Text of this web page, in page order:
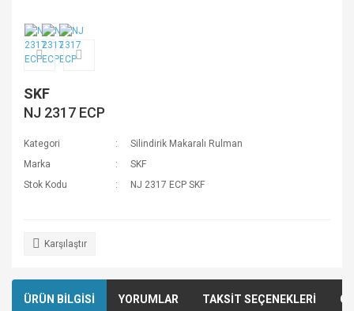
SKF
NJ 2317 ECP
Kategori
Silindirik Makaralı Rulman
Marka
SKF
Stok Kodu
NJ 2317 ECP SKF
Karşılaştır
ÜRÜN BİLGİSİ YORUMLAR TAKSİT SEÇENEKLERİ